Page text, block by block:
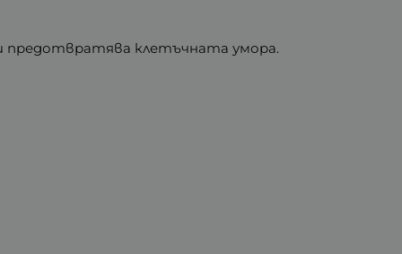
предотвратява клетъчната умора.